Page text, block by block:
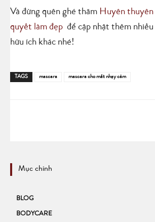
Và đừng quên ghé thăm Huyên thuyên
quyết làm đẹp để cập nhật thêm
hữu ích khác nhé!
TAGS mascara mascara cho mắt nhạy cảm
Mục chính
BLOG
BODYCARE